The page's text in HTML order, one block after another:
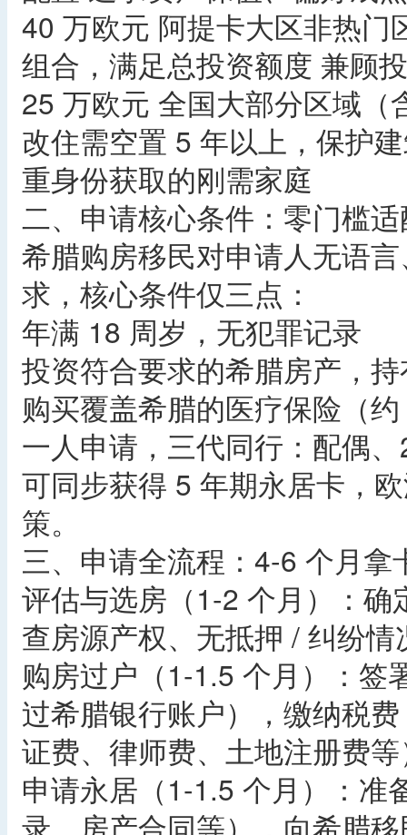
40 万欧元 阿提卡大区非热门
组合，满足总投资额度 兼顾
25 万欧元 全国大部分区域
改住需空置 5 年以上，保护
重身份获取的刚需家庭
二、申请核心条件：零门槛
希腊购房移民对申请人无语
求，核心条件仅三点：
年满 18 周岁，无犯罪记录
投资符合要求的希腊房产，
购买覆盖希腊的医疗保险（
一人申请，三代同行：配偶
可同步获得 5 年期永居卡，
策。
三、申请全流程：4-6 个月拿
评估与选房（1-2 个月）：
查房源产权、无抵押 / 纠纷情
购房过户（1-1.5 个月）：签
过希腊银行账户），缴纳税
证费、律师费、土地注册费
申请永居（1-1.5 个月）：准
录、房产合同等），向希腊